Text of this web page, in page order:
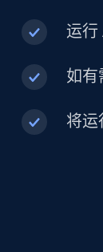
运行
如有
将运